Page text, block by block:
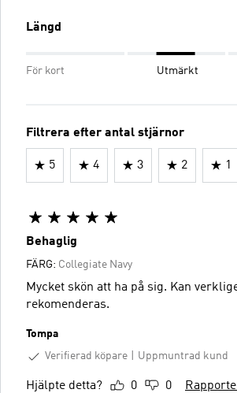
Längd
För kort Utmärkt
Filtrera efter antal stjärnor
5 4 3 2 1
Behaglig
FÄRG: Collegiate Navy
Mycket skön att ha på sig. Kan
rekomenderas.
Tompa
Verifierad köpare
Uppmuntrad kund
Hjälpte detta? 0 0